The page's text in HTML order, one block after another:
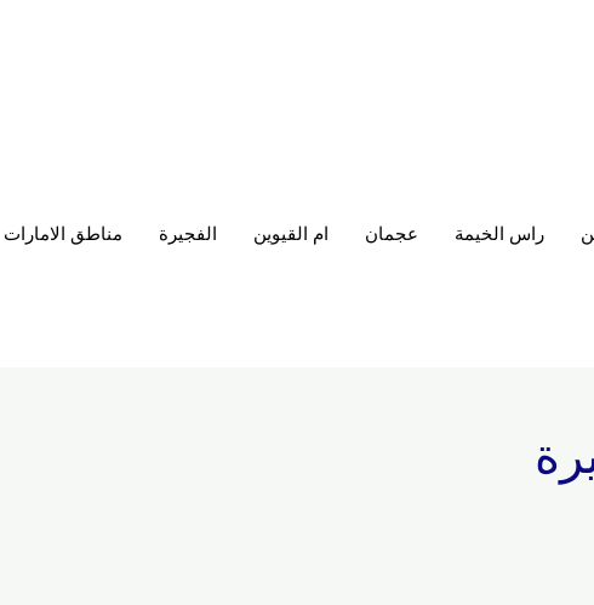
راس الخيمة عجمان ام القيوين الفجيرة مناطق الامارات